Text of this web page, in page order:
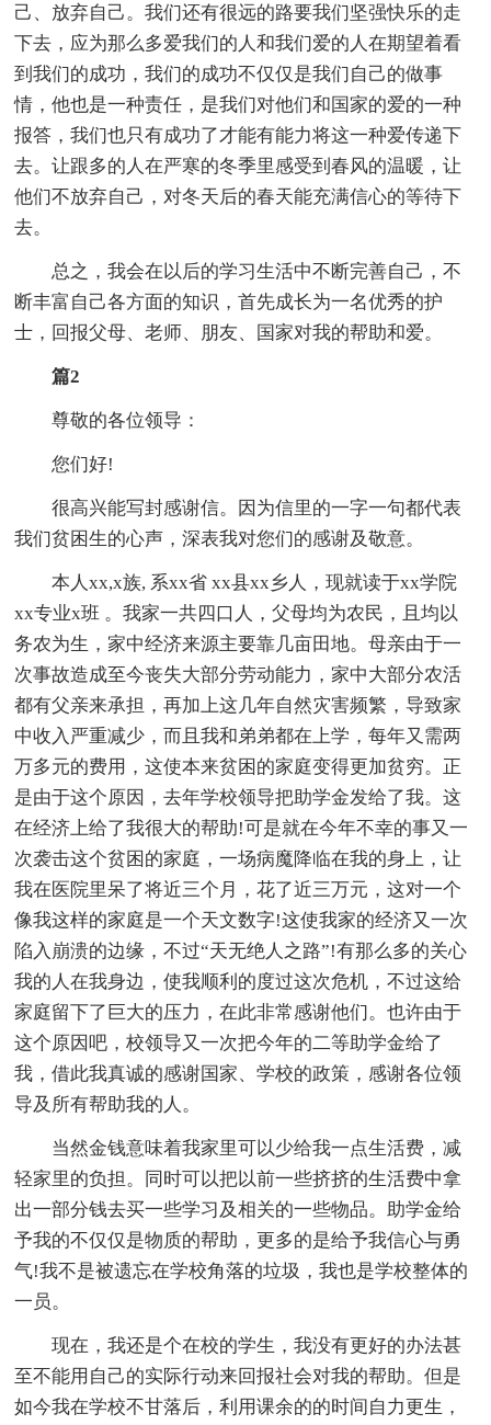
己、放弃自己。我们还有很远的路要我们坚强快乐的走
下去，应为那么多爱我们的人和我们爱的人在期望着看
到我们的成功，我们的成功不仅仅是我们自己的做事
情，他也是一种责任，是我们对他们和国家的爱的一种
报答，我们也只有成功了才能有能力将这一种爱传递下
去。让跟多的人在严寒的冬季里感受到春风的温暖，让
他们不放弃自己，对冬天后的春天能充满信心的等待下
去。
总之，我会在以后的学习生活中不断完善自己，不
断丰富自己各方面的知识，首先成长为一名优秀的护
士，回报父母、老师、朋友、国家对我的帮助和爱。
篇2
尊敬的各位领导：
您们好!
很高兴能写封感谢信。因为信里的一字一句都代表
我们贫困生的心声，深表我对您们的感谢及敬意。
本人xx,x族, 系xx省 xx县xx乡人，现就读于xx学院
xx专业x班 。我家一共四口人，父母均为农民，且均以
务农为生，家中经济来源主要靠几亩田地。母亲由于一
次事故造成至今丧失大部分劳动能力，家中大部分农活
都有父亲来承担，再加上这几年自然灾害频繁，导致家
中收入严重减少，而且我和弟弟都在上学，每年又需两
万多元的费用，这使本来贫困的家庭变得更加贫穷。正
是由于这个原因，去年学校领导把助学金发给了我。这
在经济上给了我很大的帮助!可是就在今年不幸的事又一
次袭击这个贫困的家庭，一场病魔降临在我的身上，让
我在医院里呆了将近三个月，花了近三万元，这对一个
像我这样的家庭是一个天文数字!这使我家的经济又一次
陷入崩溃的边缘，不过“天无绝人之路”!有那么多的关心
我的人在我身边，使我顺利的度过这次危机，不过这给
家庭留下了巨大的压力，在此非常感谢他们。也许由于
这个原因吧，校领导又一次把今年的二等助学金给了
我，借此我真诚的感谢国家、学校的政策，感谢各位领
导及所有帮助我的人。
当然金钱意味着我家里可以少给我一点生活费，减
轻家里的负担。同时可以把以前一些挤挤的生活费中拿
出一部分钱去买一些学习及相关的一些物品。助学金给
予我的不仅仅是物质的帮助，更多的是给予我信心与勇
气!我不是被遗忘在学校角落的垃圾，我也是学校整体的
一员。
现在，我还是个在校的学生，我没有更好的办法甚
至不能用自己的实际行动来回报社会对我的帮助。但是
如今我在学校不甘落后，利用课余的的时间自力更生，